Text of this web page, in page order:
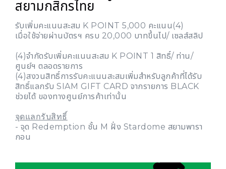
สยามกสิกรไทย
รับเพิ่มคะแนนสะสม K POINT 5,000 คะแนน(4)
เมื่อใช้จ่ายผ่านบัตรฯ ครบ 20,000 บาทขึ้นไป/ เซลส์สลิป
(4)จำกัดรับเพิ่มคะแนนสะสม K POINT 1 สิทธิ์/ ท่าน/
ศูนย์ฯ ตลอดรายการ
(4)สงวนสิทธิ์การรับคะแนนสะสมเพิ่มสำหรับลูกค้าที่ได้รับ
สิทธิ์แลกรับ SIAM GIFT CARD จากรายการ BLACK
ช่วยได้ ของทางศูนย์การค้าเท่านั้น
จุดแลกรับสิทธิ์
- จุด Redemption ชั้น M ฝั่ง Stardome สยามพารา
กอน